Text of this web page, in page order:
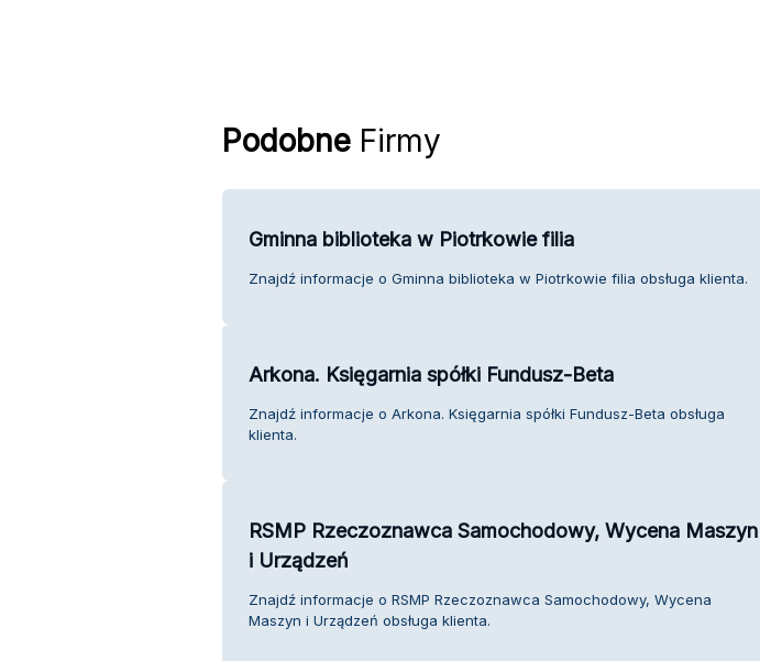
PodobneFirmy
Gminna biblioteka w Piotrkowie filia
Znajdź informacje o Gminna biblioteka w Piotrkowie filia obsługa klienta.
Arkona. Księgarnia spółki Fundusz-Beta
Znajdź informacje o Arkona. Księgarnia spółki Fundusz-Beta obsługa
klienta.
RSMP Rzeczoznawca Samochodowy, Wycena Maszyn
i Urządzeń
Znajdź informacje o RSMP Rzeczoznawca Samochodowy, Wycena
Maszyn i Urządzeń obsługa klienta.